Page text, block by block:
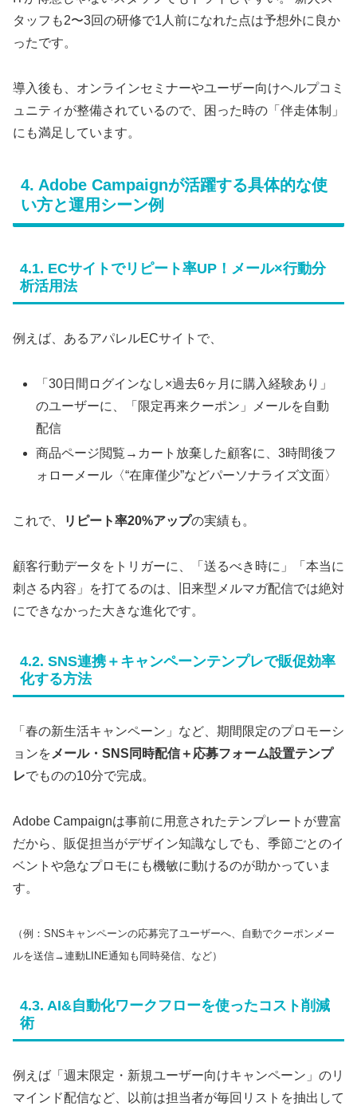
タッフも2〜3回の研修で1人前になれた点は予想外に良か
ったです。
導入後も、オンラインセミナーやユーザー向けヘルプコミ
ュニティが整備されているので、困った時の「伴走体制」
にも満足しています。
4. Adobe Campaignが活躍する具体的な使
い方と運用シーン例
4.1. ECサイトでリピート率UP！メール×行動分
析活用法
例えば、あるアパレルECサイトで、
「30日間ログインなし×過去6ヶ月に購入経験あり」
のユーザーに、「限定再来クーポン」メールを自動
配信
商品ページ閲覧→カート放棄した顧客に、3時間後フ
ォローメール〈“在庫僅少”などパーソナライズ文面〉
これで、 リピート率20%アップの実績も。
顧客行動データをトリガーに、「送るべき時に」「本当に
刺さる内容」を打てるのは、旧来型メルマガ配信では絶対
にできなかった大きな進化です。
4.2. SNS連携＋キャンペーンテンプレで販促効率
化する方法
「春の新生活キャンペーン」など、期間限定のプロモーシ
ョンを メール・SNS同時配信＋応募フォーム設置テンプ
レでものの10分で完成。
Adobe Campaignは事前に用意されたテンプレートが豊富
だから、販促担当がデザイン知識なしでも、季節ごとのイ
ベントや急なプロモにも機敏に動けるのが助かっていま
す。
（例：SNSキャンペーンの応募完了ユーザーへ、自動でクーポンメー
ルを送信→連動LINE通知も同時発信、など）
4.3. AI&自動化ワークフローを使ったコスト削減
術
例えば「週末限定・新規ユーザー向けキャンペーン」のリ
マインド配信など、以前は担当者が毎回リストを抽出して